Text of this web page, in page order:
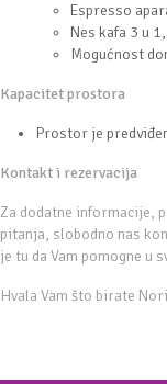
Espresso
Nes kafa 3 u
Mogućnost
Kapacitet prostora
Prostor je
Kontakt i rezervacija
Za dodatne informacije,
pitanja, slobodno nas
je tu da Vam pomogne u
Hvala Vam što birate